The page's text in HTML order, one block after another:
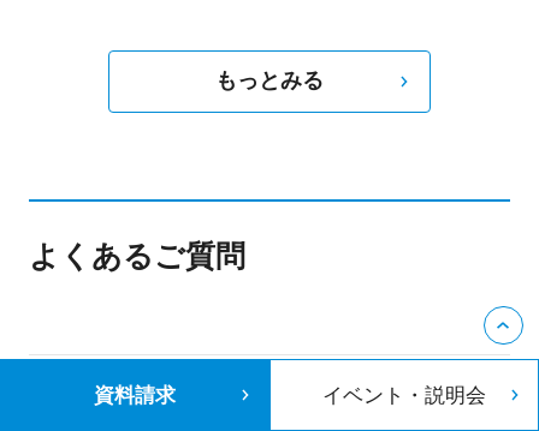
もっとみる
よくあるご質問
まだ目指したい職業や職種がはっきり
資料請求 イベント・説明会